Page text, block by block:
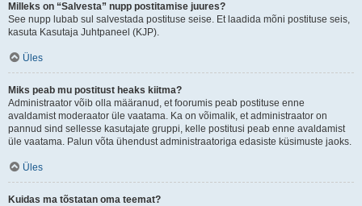
Milleks on “Salvesta” nupp postitamise juures?
See nupp lubab sul salvestada postituse seise. Et laadida mõni postituse seis,
kasuta Kasutaja Juhtpaneel (KJP).
Üles
Miks peab mu postitust heaks kiitma?
Administraator võib olla määranud, et foorumis peab postituse enne
avaldamist moderaator üle vaatama. Ka on võimalik, et administraator on
pannud sind sellesse kasutajate gruppi, kelle postitusi peab enne avaldamist
üle vaatama. Palun võta ühendust administraatoriga edasiste küsimuste jaoks.
Üles
Kuidas ma tõstatan oma teemat?